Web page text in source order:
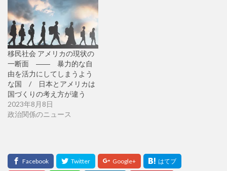
移民社会 アメリカの現状の
一断面 ―― 暴力的な自
由を活力にしてしまうよう
な国 / 日本とアメリカは
国づくりの考え方が違う
2023年8月8日
政治関係のニュース